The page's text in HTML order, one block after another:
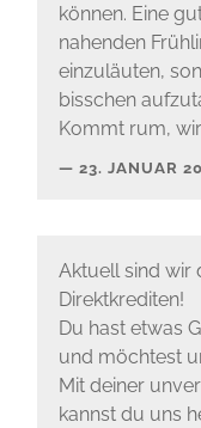
können. Eine
nahenden
einzuläuten,
bisschen
Kommt rum,
23. JANUAR
Aktuell sind wir
Direktkrediten!
Du hast etwas
und möchtest
Mit deiner
kannst du uns